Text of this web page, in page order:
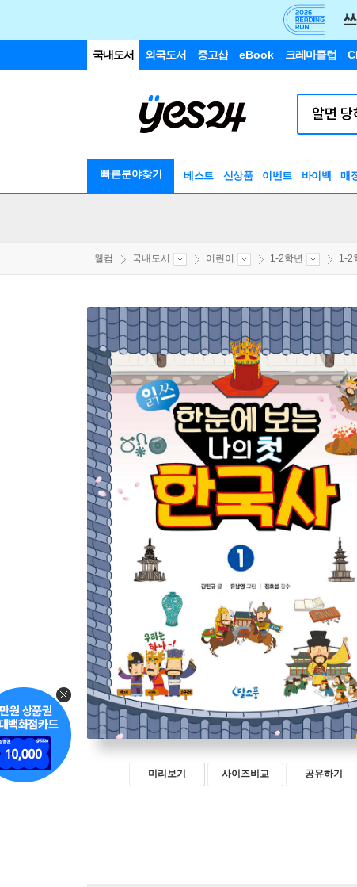
국내도서 외국도서 중고샵 eBook 크레마클럽
빠른분야찾기 베스트 신상품 이벤트 바이백 매
웰컴 국내도서 어린이 1-2학년 1-2
미리보기 사이즈비교 공유하기